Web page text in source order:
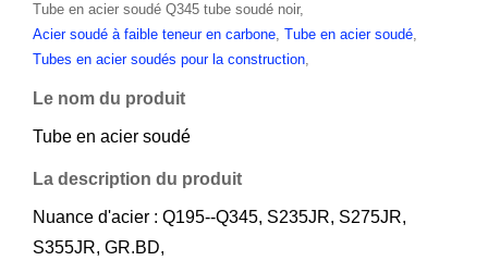
Tube en acier soudé Q345 tube soudé noir,
Acier soudé à faible teneur en carbone, Tube en acier soudé,
Tubes en acier soudés pour la construction,
Le nom du produit
Tube en acier soudé
La description du produit
Nuance d'acier : Q195--Q345, S235JR, S275JR,
S355JR, GR.BD,